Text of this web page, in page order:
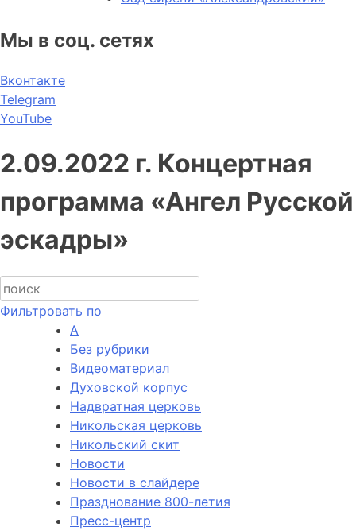
Мы в соц. сетях
Вконтакте
Telegram
YouTube
2.09.2022 г. Концертная
программа «Ангел Русской
эскадры»
Фильтровать по
А
Без рубрики
Видеоматериал
Духовской корпус
Надвратная церковь
Никольская церковь
Никольский скит
Новости
Новости в слайдере
Празднование 800-летия
Пресс-центр